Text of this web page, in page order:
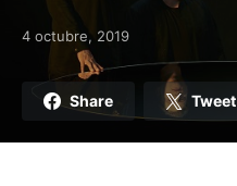
Posted on
4 octubre, 2019
Share Tweet